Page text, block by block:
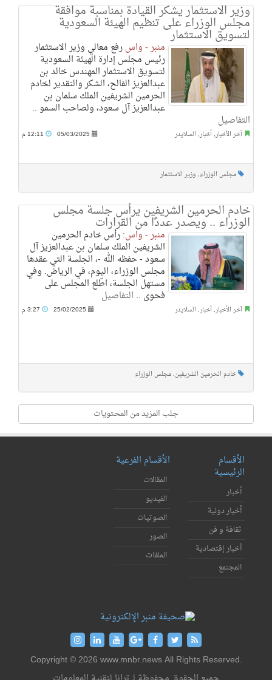
وزير الاستثمار يشكر القيادة بمناسبة موافقة
مجلس الوزراء على تنظيم الهيئة السعودية
لتسويق الاستثمار
منبر - واسرفع معالي وزير الاستثمار
رئيس مجلس إدارة الهيئة السعودية
لتسويق الاستثمار المهندس خالد بن
عبدالعزيز الفالح، الشكر والتقدير لخادم
الحرمين الشريفين الملك سلمان بن
عبدالعزيز آل سعود، ولصاحب السمو ..
التفاصيل
آخر الأخبار, أخبار, السلايدر 05/03/2025
مجلس الوزراء, وزير الاستثمار
خادم الحرمين الشريفين يرأس جلسة مجلس
الوزراء .. ويصدر عددًا من القرارات
منبر - واس:رأس خادم الحرمين
الشريفين الملك سلمان بن عبدالعزيز آل
سعود - حفظه الله -، الجلسة التي عقدها
مجلس الوزراء، اليوم، في الرياض. وفي
مستهل الجلسة، اطّلع المجلس على
فحوى .. التفاصيل
آخر الأخبار, أخبار, السلايدر 25/02/2025
خادم الحرمين الشريفين, مجلس الوزراء
جلب المزيد من المحتويات
الأقسام
الرئيسية
أخبار
أخبار دولية
ثقافة و فن
أخبار إقتصادية
المجتمع
الأقسام الفرعية
المقالات
الفيديو
الصوتيات
الصور
الملفات
Copyright © 2026 www.mnbr.news All Rights Reserved.